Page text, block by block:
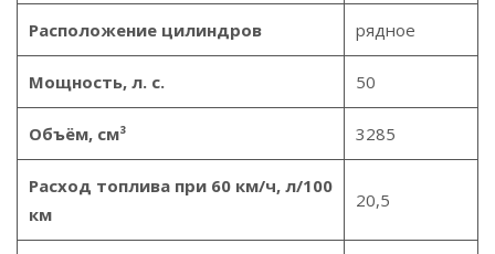
Расположение цилиндров рядное
Мощность, л. с. 50
Объём, см³ 3285
Расход топлива при 60 км/ч, л/100
км
20,5